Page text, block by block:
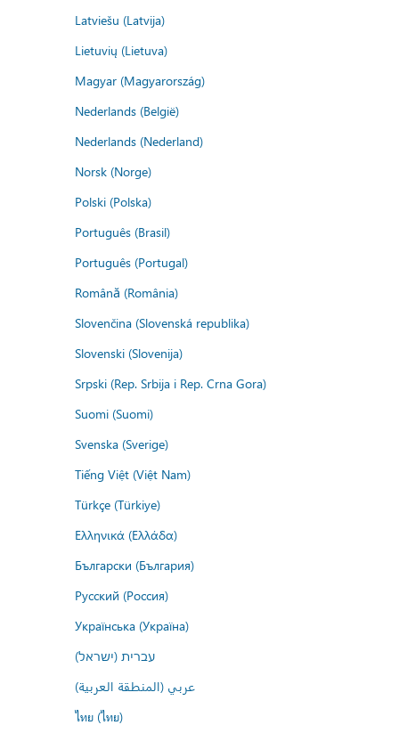
Latviešu (Latvija)
Lietuvių (Lietuva)
Magyar (Magyarország)
Nederlands (België)
Nederlands (Nederland)
Norsk (Norge)
Polski (Polska)
Português (Brasil)
Português (Portugal)
Română (România)
Slovenčina (Slovenská republika)
Slovenski (Slovenija)
Srpski (Rep. Srbija i Rep. Crna Gora)
Suomi (Suomi)
Svenska (Sverige)
Tiếng Việt (Việt Nam)
Türkçe (Türkiye)
Ελληνικά (Ελλάδα)
Български (България)
Русский (Россия)
Українська (Україна)
עברית (ישראל)
عربي (المنطقة العربية)
ไทย (ไทย)